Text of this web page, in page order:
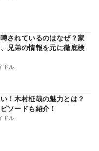
ドル
されているのはなぜ？家
兄弟の情報を元に徹底検
ドル
！木村柾哉の魅力とは？
ソードも紹介！